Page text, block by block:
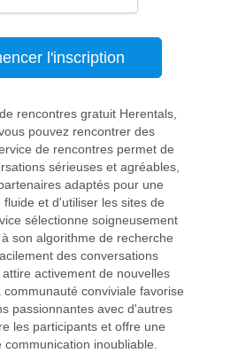
l'inscription
rencontres gratuit Herentals,
pouvez rencontrer des
de rencontres permet de
sérieuses et agréables,
adaptés pour une
et d'utiliser les sites de
sélectionne soigneusement
son algorithme de recherche
des conversations
activement de nouvelles
conviviale favorise
passionnantes avec d'autres
les participants et offre une
inoubliable.